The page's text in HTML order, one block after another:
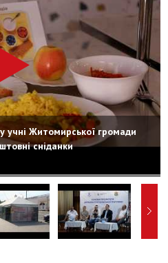
учні Житомирської громади
сніданки